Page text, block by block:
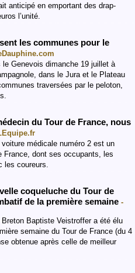
anticipé en emportant des drap-
l’unité.
les communes pour le
le Genevois dimanche 19 juillet à
dans le Jura et le Plateau
traversées par le peloton,
du Tour de France, nous
médicale numéro 2 est un
France, dont ses occupants, les
coureurs.
coqueluche du Tour de
de la première semaine -
Baptiste Veistroffer a été élu
semaine du Tour de France (du 4
obtenue après celle de meilleur